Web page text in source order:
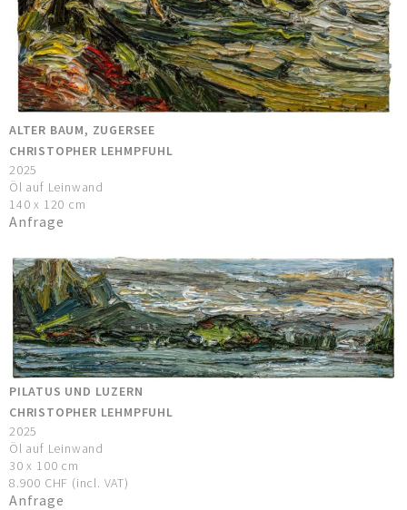
ALTER BAUM, ZUGERSEE
CHRISTOPHER LEHMPFUHL
2025
Öl auf Leinwand
140 x 120 cm
Anfrage
PILATUS UND LUZERN
CHRISTOPHER LEHMPFUHL
2025
Öl auf Leinwand
30 x 100 cm
8.900 CHF (incl. VAT)
Anfrage